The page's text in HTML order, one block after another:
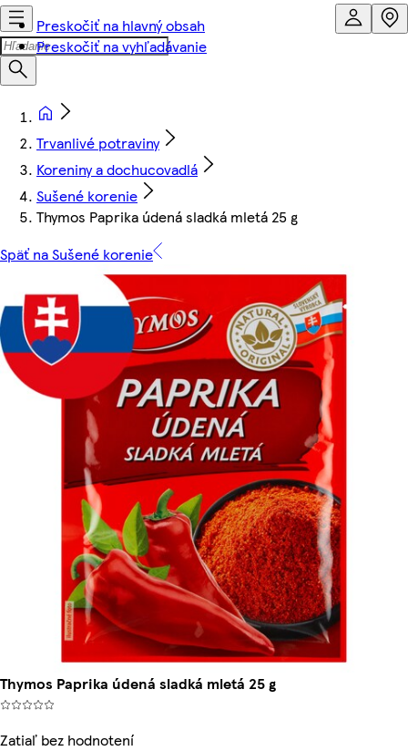
Preskočiť na hlavný obsah
Preskočiť na vyhľadávanie
Trvanlivé potraviny
Koreniny a dochucovadlá
Sušené korenie
Thymos Paprika údená sladká mletá 25 g
Späť na Sušené korenie
Thymos Paprika údená sladká mletá 25 g
Zatiaľ bez hodnotení